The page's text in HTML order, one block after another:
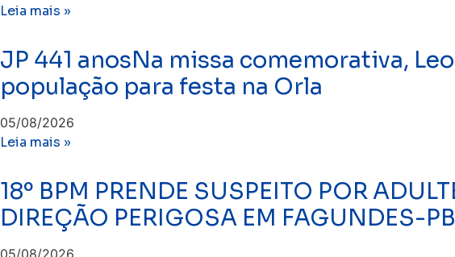
Leia mais »
JP 441 anosNa missa comemorativa,
população para festa na Orla
05/08/2026
Leia mais »
18º BPM PRENDE SUSPEITO POR
DIREÇÃO PERIGOSA EM FAGUNDES-PB
05/08/2026